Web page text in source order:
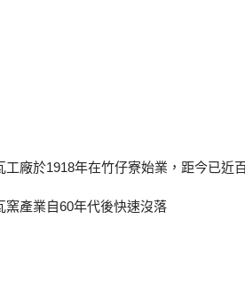
廠於1918年在竹仔寮始業，距今已近
窯產業自60年代後快速沒落